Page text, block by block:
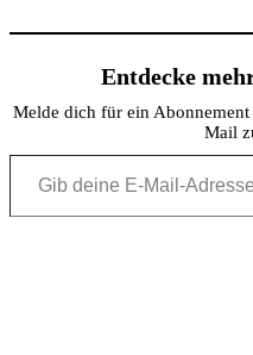
Entdecke
Melde dich für ein
Mail
Gib deine E-Mail-Adresse ein ...